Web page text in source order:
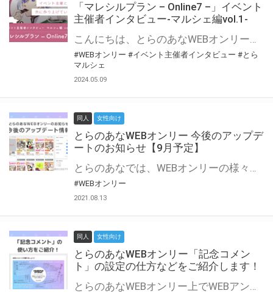
「マレシルプラン – Online7 –」イベント
主催者インタビュー-マルシェ編vol.1-
こんにちは、とらのあなWEBオンリー運営スタッフです。 新たにお届けする、イベント主催者インタビュー-マルシェ編-は、 とらのあなWEBオンリー「マルシェ」をご利用した主催様に 「マルシェ」を使って開催した感想や心がけをお聞きする企画です。 今回は、WEBオンリー開催7回目迎えた「マレシルプラン – Online7 –」より、 主催の玉川うた様にお話を伺いました。 ▼マレシルプランのインタビュー前回記事 「イベント主催者インタビュー vol.6」はこちら 協力：玉川うた様（マレシルプラン実行委員会 代表）／イベント公式Twitter（@mallesil_plan） とらのあなWEBオンリー「マルシェ」とは？ WEBオンリーでリアルタイムでコミュニケーションがとれるオンライン会場です。
#WEBオンリー #イベント主催者インタビュー #とら
マルシェ
2024.05.09
同人 女性向け
とらのあなWEBオンリー 今後のアップデ
ートのお知らせ【9月予定】
とらのあなでは、WEBオンリーの様々な支援を実施しています。 今回は2021年9月に実装を予定しているアップデート情報についてご紹介いたします。 とらのあなWEBオンリーサイトはこちら
#WEBオンリー
2021.08.13
同人 女性向け
とらのあなWEBオンリー「記念コメン
ト」の設定の仕方などをご紹介します！
とらのあなWEBオンリー上でWEBアンソロジーが作成できる「記念コメント」について、その使い方や作成手順を解説します！ 支援タイプを「サークル参加型」「サークル参加型・マルシェ(イベント会場)機能付き」でお申し込みいただいている主催者様はぜひご活用ください♪ とらのあなWEBオンリーサイトはこちら